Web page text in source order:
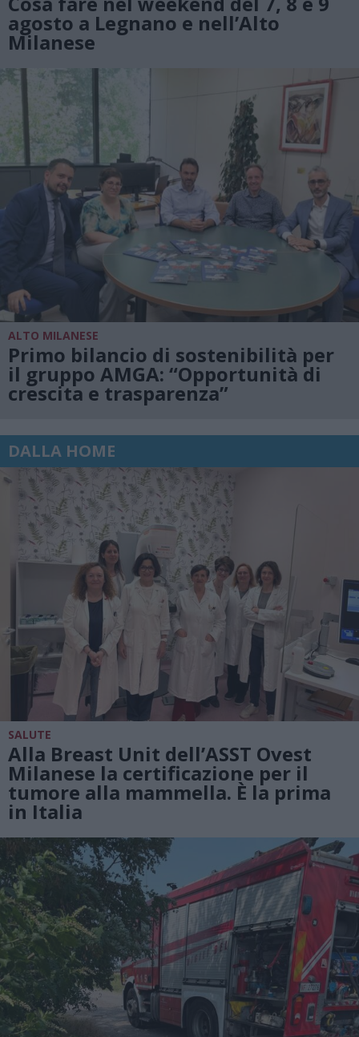
agosto a Legnano e nell’Alto
Milanese
ALTO MILANESE
Primo bilancio di sostenibilità per
il gruppo AMGA: “Opportunità di
crescita e trasparenza”
DALLA HOME
SALUTE
Alla Breast Unit dell’ASST Ovest
Milanese la certificazione per il
tumore alla mammella. È la prima
in Italia